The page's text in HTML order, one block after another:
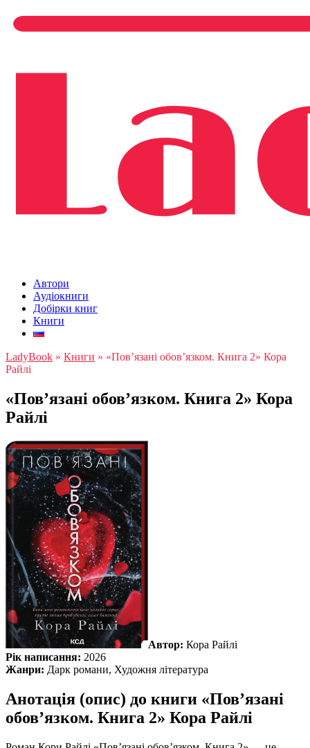
Автори
Аудіокниги
Добірки книг
Книги
LadyBook » Книги » «Пов’язані обов’язком. Книга 2» Кора
Райлі
«Пов’язані обов’язком. Книга 2» Кора
Райлі
Автор: Кора Райлі
Рік написання: 2026
Жанри: Дарк романи, Художня література
Анотація (опис) до книги «Пов’язані
обов’язком. Книга 2» Кора Райлі